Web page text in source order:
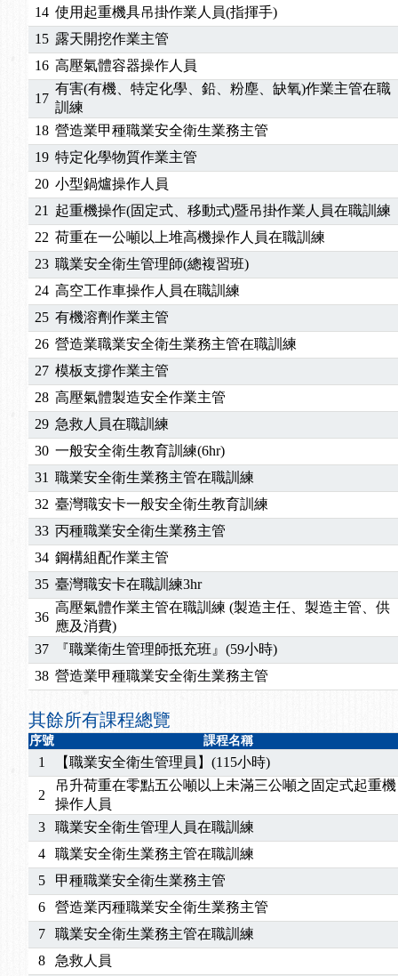
14 使用起重機具吊掛作業人員(指揮手)
15 露天開挖作業主管
16 高壓氣體容器操作人員
17
有害(有機、特定化學、鉛、粉塵、缺氧)作業主管在職
訓練
18 營造業甲種職業安全衛生業務主管
19 特定化學物質作業主管
20 小型鍋爐操作人員
21
起重機操作(固定式、移動式)暨吊掛作業人員在職訓練
22 荷重在一公噸以上堆高機操作人員在職訓練
23 職業安全衛生管理師(總複習班)
24 高空工作車操作人員在職訓練
25 有機溶劑作業主管
26 營造業職業安全衛生業務主管在職訓練
27 模板支撐作業主管
28 高壓氣體製造安全作業主管
29 急救人員在職訓練
30 一般安全衛生教育訓練(6hr)
31 職業安全衛生業務主管在職訓練
32 臺灣職安卡一般安全衛生教育訓練
33 丙種職業安全衛生業務主管
34 鋼構組配作業主管
35 臺灣職安卡在職訓練3hr
36
高壓氣體作業主管在職訓練 (製造主任、製造主管、供
應及消費)
37
『職業衛生管理師抵充班』(59小時)
38 營造業甲種職業安全衛生業務主管
其餘所有課程總覽
序號 課程名稱
1 【職業安全衛生管理員】(115小時)
2
吊升荷重在零點五公噸以上未滿三公噸之固定式起重機
操作人員
3
職業安全衛生管理人員在職訓練
4
職業安全衛生業務主管在職訓練
5
甲種職業安全衛生業務主管
6
營造業丙種職業安全衛生業務主管
7
職業安全衛生業務主管在職訓練
8
急救人員